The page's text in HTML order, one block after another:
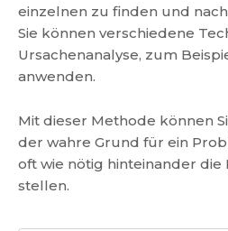
einzelnen zu finden und
Sie können verschiedene
Ursachenanalyse, zum
anwenden.
Mit dieser Methode können
der wahre Grund für ein
oft wie nötig hinteinander die
stellen.